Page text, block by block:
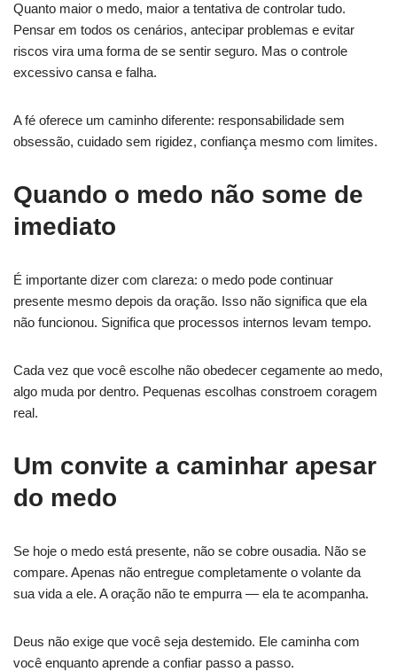
Quanto maior o medo, maior a tentativa de controlar tudo.
Pensar em todos os cenários, antecipar problemas e evitar
riscos vira uma forma de se sentir seguro. Mas o controle
excessivo cansa e falha.
A fé oferece um caminho diferente: responsabilidade sem
obsessão, cuidado sem rigidez, confiança mesmo com limites.
Quando o medo não some de
imediato
É importante dizer com clareza: o medo pode continuar
presente mesmo depois da oração. Isso não significa que ela
não funcionou. Significa que processos internos levam tempo.
Cada vez que você escolhe não obedecer cegamente ao medo,
algo muda por dentro. Pequenas escolhas constroem coragem
real.
Um convite a caminhar apesar
do medo
Se hoje o medo está presente, não se cobre ousadia. Não se
compare. Apenas não entregue completamente o volante da
sua vida a ele. A oração não te empurra — ela te acompanha.
Deus não exige que você seja destemido. Ele caminha com
você enquanto aprende a confiar passo a passo.